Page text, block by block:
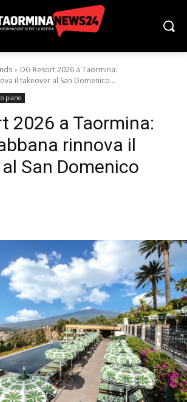
DG Resort 2026 a Taormina:
il takeover al San Domenico...
piano
2026 a Taormina:
rinnova il
San Domenico